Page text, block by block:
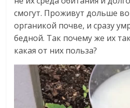
смогут. Проживут дольше
органикой почве, и сразу
бедной. Так почему же их
какая от них польза?